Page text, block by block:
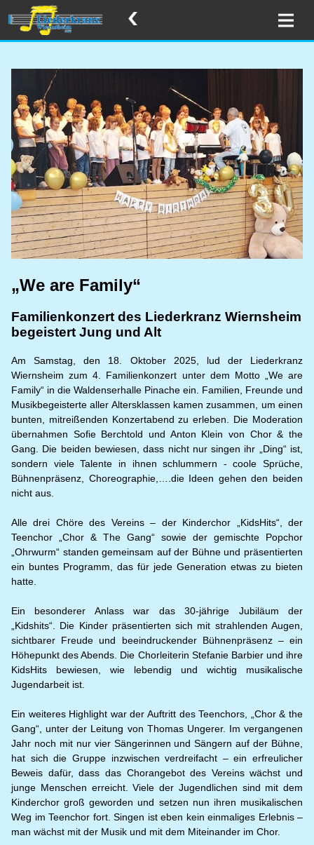
„We are Family“
Familienkonzert des Liederkranz Wiernsheim
begeistert Jung und Alt
Am Samstag, den 18. Oktober 2025, lud der Liederkranz
Wiernsheim zum 4. Familienkonzert unter dem Motto „We are
Family“ in die Waldenserhalle Pinache ein. Familien, Freunde und
Musikbegeisterte aller Altersklassen kamen zusammen, um einen
bunten, mitreißenden Konzertabend zu erleben. Die Moderation
übernahmen Sofie Berchtold und Anton Klein von Chor & the
Gang. Die beiden bewiesen, dass nicht nur singen ihr „Ding“ ist,
sondern viele Talente in ihnen schlummern - coole Sprüche,
Bühnenpräsenz, Choreographie,….die Ideen gehen den beiden
nicht aus.
Alle drei Chöre des Vereins – der Kinderchor „KidsHits“, der
Teenchor „Chor & The Gang“ sowie der gemischte Popchor
„Ohrwurm“ standen gemeinsam auf der Bühne und präsentierten
ein buntes Programm, das für jede Generation etwas zu bieten
hatte.
Ein besonderer Anlass war das 30-jährige Jubiläum der
„Kidshits“. Die Kinder präsentierten sich mit strahlenden Augen,
sichtbarer Freude und beeindruckender Bühnenpräsenz – ein
Höhepunkt des Abends. Die Chorleiterin Stefanie Barbier und ihre
KidsHits bewiesen, wie lebendig und wichtig musikalische
Jugendarbeit ist.
Ein weiteres Highlight war der Auftritt des Teenchors, „Chor & the
Gang“, unter der Leitung von Thomas Ungerer. Im vergangenen
Jahr noch mit nur vier Sängerinnen und Sängern auf der Bühne,
hat sich die Gruppe inzwischen verdreifacht – ein erfreulicher
Beweis dafür, dass das Chorangebot des Vereins wächst und
junge Menschen erreicht. Viele der Jugendlichen sind mit dem
Kinderchor groß geworden und setzen nun ihren musikalischen
Weg im Teenchor fort. Singen ist eben kein einmaliges Erlebnis –
man wächst mit der Musik und mit dem Miteinander im Chor.